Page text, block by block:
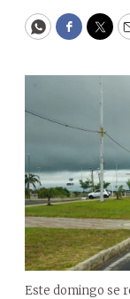
WhatsApp
Este domingo se